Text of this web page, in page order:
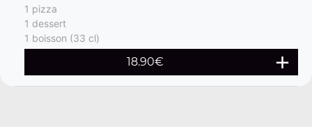
1 pizza
1 dessert
1 boisson (33 cl)
18.90€